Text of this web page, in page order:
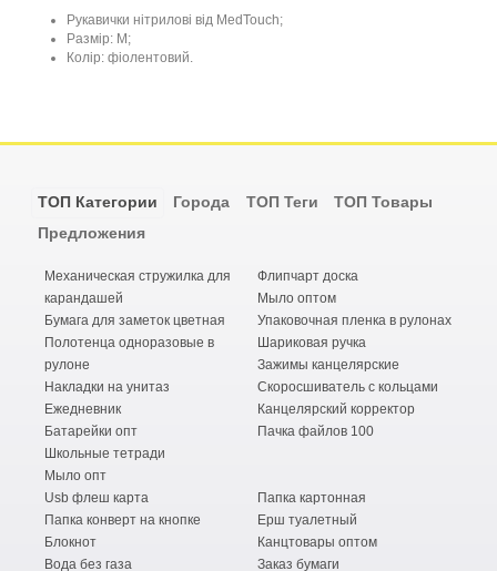
Рукавички нітрилові від MedTouch;
Размір: М;
Колір: фіолентовий.
ТОП Категории Города ТОП Теги
ТОП Товары
Предложения
Механическая стружилка для
карандашей
Бумага для заметок цветная
Полотенца одноразовые в
рулоне
Накладки на унитаз
Ежедневник
Батарейки опт
Школьные тетради
Мыло опт
Флипчарт доска
Мыло оптом
Упаковочная пленка в рулонах
Шариковая ручка
Зажимы канцелярские
Скоросшиватель с кольцами
Канцелярский корректор
Пачка файлов 100
Usb флеш карта
Папка конверт на кнопке
Блокнот
Вода без газа
Папка картонная
Ерш туалетный
Канцтовары оптом
Заказ бумаги